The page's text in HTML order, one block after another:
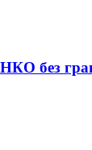
без